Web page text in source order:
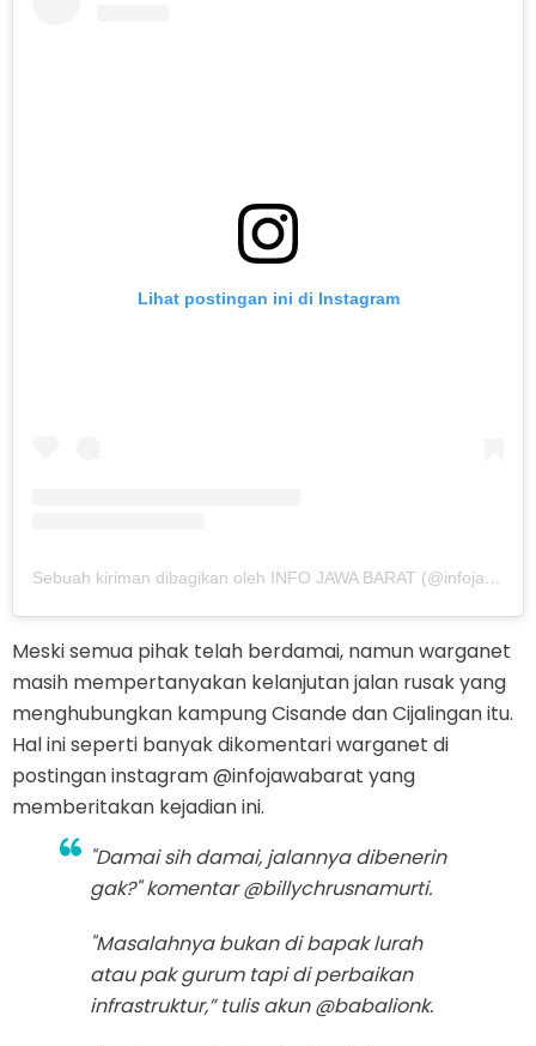
Lihat postingan ini di Instagram
Sebuah kiriman dibagikan oleh INFO JAWA BARAT (@infojawabarat)
Meski semua pihak telah berdamai, namun warganet
masih mempertanyakan kelanjutan jalan rusak yang
menghubungkan kampung Cisande dan Cijalingan itu.
Hal ini seperti banyak dikomentari warganet di
postingan instagram @infojawabarat yang
memberitakan kejadian ini.
"Damai sih damai, jalannya dibenerin
gak?" komentar @billychrusnamurti.
"Masalahnya bukan di bapak lurah
atau pak gurum tapi di perbaikan
infrastruktur,” tulis akun @babalionk.